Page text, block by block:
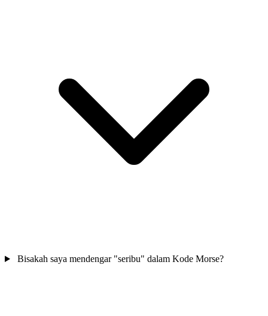
Bisakah saya mendengar "seribu" dalam Kode Morse?